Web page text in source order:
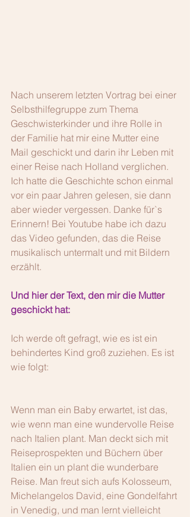
Nach unserem letzten Vortrag bei einer
Selbsthilfegruppe zum Thema
Geschwisterkinder und ihre Rolle in
der Familie hat mir eine Mutter eine
Mail geschickt und darin ihr Leben mit
einer Reise nach Holland verglichen.
Ich hatte die Geschichte schon einmal
vor ein paar Jahren gelesen, sie dann
aber wieder vergessen. Danke für`s
Erinnern! Bei Youtube habe ich dazu
das Video gefunden, das die Reise
musikalisch untermalt und mit Bildern
erzählt.
Und hier der Text, den mir die Mutter
geschickt hat:
Ich werde oft gefragt, wie es ist ein
behindertes Kind groß zuziehen. Es ist
wie folgt:
Wenn man ein Baby erwartet, ist das,
wie wenn man eine wundervolle Reise
nach Italien plant. Man deckt sich mit
Reiseprospekten und Büchern über
Italien ein un plant die wunderbare
Reise. Man freut sich aufs Kolosseum,
Michelangelos David, eine Gondelfahrt
in Venedig, und man lernt vielleicht